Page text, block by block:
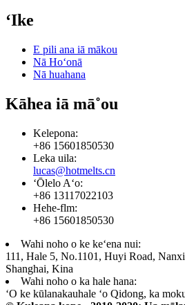
ʻIke
E pili ana iā mākou
Nā Hoʻonā
Nā huahana
Kāhea iā mā˚ou
Kelepona:
+86 15601850530
Leka uila:
lucas@hotmelts.cn
ʻŌlelo Aʻo:
+86 13117022103
Hehe-flm:
+86 15601850530
Wahi noho o ke keʻena nui:
111, Hale 5, No.1101, Huyi Road,
Shanghai, Kina
Wahi noho o ka hale hana:
ʻO ke kūlanakauhale ʻo Qidong, ka